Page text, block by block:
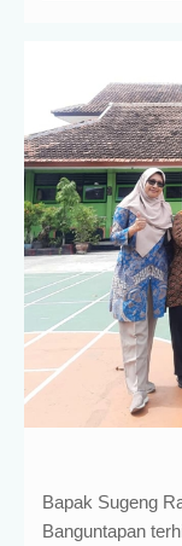
Bapak Sugeng
Banguntapan